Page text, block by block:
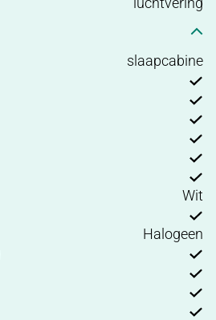
slaapcabine
Wit
Halogeen